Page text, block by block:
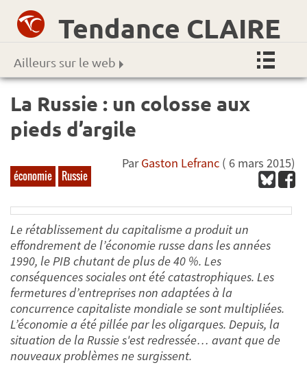
Tendance CLAIRE
Ailleurs sur le web
La Russie : un colosse aux
pieds d’argile
économie Russie
ParGaston Lefranc ( 6 mars 2015)
Le rétablissement du capitalisme a produit un
effondrement de l’économie russe dans les années
1990, le PIB chutant de plus de 40 %. Les
conséquences sociales ont été catastrophiques. Les
fermetures d’entreprises non adaptées à la
concurrence capitaliste mondiale se sont multipliées.
L’économie a été pillée par les oligarques. Depuis, la
situation de la Russie s'est redressée… avant que de
nouveaux problèmes ne surgissent.